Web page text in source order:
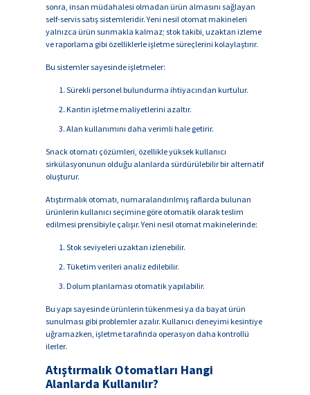
sonra, insan müdahalesi olmadan ürün almasını sağlayan
self-servis satış sistemleridir. Yeni nesil otomat makineleri
yalnızca ürün sunmakla kalmaz; stok takibi, uzaktan izleme
ve raporlama gibi özelliklerle işletme süreçlerini kolaylaştırır.
Bu sistemler sayesinde işletmeler:
Sürekli personel bulundurma ihtiyacından kurtulur.
Kantin işletme maliyetlerini azaltır.
Alan kullanımını daha verimli hale getirir.
Snack otomatı çözümleri, özellikle yüksek kullanıcı
sirkülasyonunun olduğu alanlarda sürdürülebilir bir alternatif
oluşturur.
Atıştırmalık otomatı, numaralandırılmış raflarda bulunan
ürünlerin kullanıcı seçimine göre otomatik olarak teslim
edilmesi prensibiyle çalışır. Yeni nesil otomat makinelerinde:
Stok seviyeleri uzaktan izlenebilir.
Tüketim verileri analiz edilebilir.
Dolum planlaması otomatik yapılabilir.
Bu yapı sayesinde ürünlerin tükenmesi ya da bayat ürün
sunulması gibi problemler azalır. Kullanıcı deneyimi kesintiye
uğramazken, işletme tarafında operasyon daha kontrollü
ilerler.
Atıştırmalık Otomatları Hangi
Alanlarda Kullanılır?